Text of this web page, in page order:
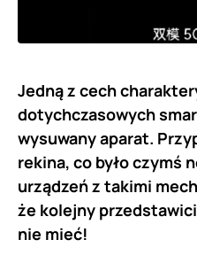
Jedną z cech
dotychczasowych
wysuwany aparat.
rekina, co było czymś
urządzeń z takimi
że kolejny
nie mieć!